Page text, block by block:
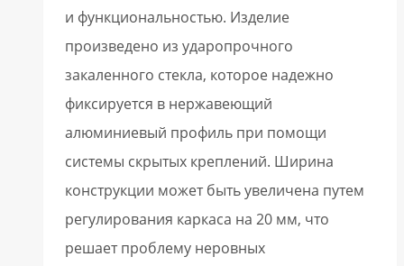
и функциональностью. Изделие
произведено из ударопрочного
закаленного стекла, которое надежно
фиксируется в нержавеющий
алюминиевый профиль при помощи
системы скрытых креплений. Ширина
конструкции может быть увеличена путем
регулирования каркаса на 20 мм, что
решает проблему неровных